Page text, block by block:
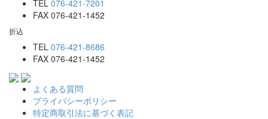
TEL 076-421-7201
FAX 076-421-1452
折込
TEL 076-421-8686
FAX 076-421-1452
よくある質問
プライバシーポリシー
特定商取引法に基づく表記